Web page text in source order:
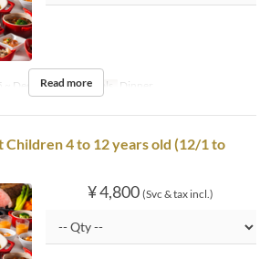
~ Dec 19, 2025 Meals Dinner
Read more
4 to 12 years old (12/1 to
¥ 4,800 (Svc & tax incl.)